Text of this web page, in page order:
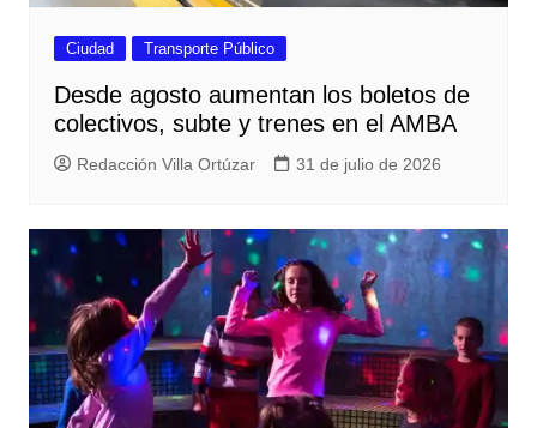
Ciudad Transporte Público
Desde agosto aumentan los boletos de
colectivos, subte y trenes en el AMBA
Redacción Villa Ortúzar 31 de julio de 2026